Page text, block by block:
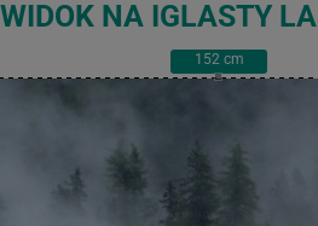
NA IGLASTY
152cm